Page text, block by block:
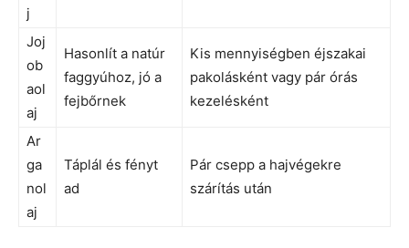
j
Joj
ob
aol
aj
Hasonlít a natúr
faggyúhoz, jó a
fejbőrnek
Kis mennyiségben éjszakai
pakolásként vagy pár órás
kezelésként
Ar
ga
nol
aj
Táplál és fényt
ad
Pár csepp a hajvégekre
szárítás után